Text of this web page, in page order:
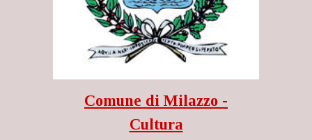
Comune di Milazzo -
Cultura